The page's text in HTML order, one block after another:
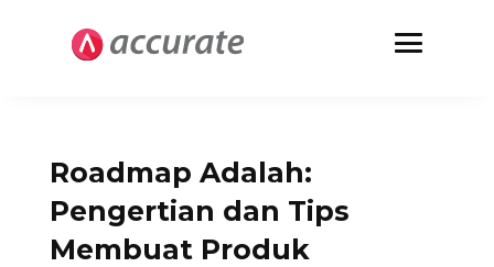
Roadmap Adalah:
Pengertian dan Tips
Membuat Produk